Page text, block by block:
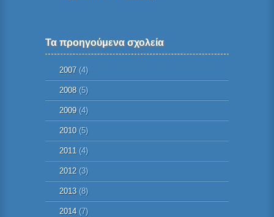
Τα προηγούμενα σχολεία
2007(4)
2008(5)
2009(4)
2010(5)
2011 (4)
2012(3)
2013(8)
2014(7)